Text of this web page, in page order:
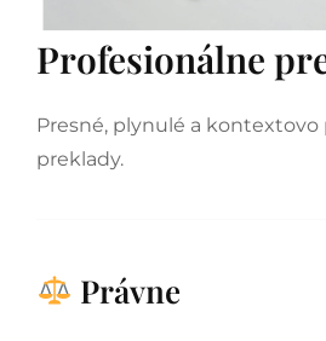
Profesionálne
Presné, plynulé a kontextovo
preklady.
Právne